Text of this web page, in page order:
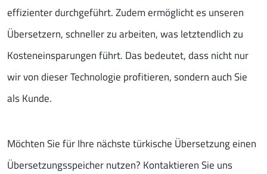
effizienter durchgeführt. Zudem ermöglicht es unseren
Übersetzern, schneller zu arbeiten, was letztendlich zu
Kosteneinsparungen führt. Das bedeutet, dass nicht nur
wir von dieser Technologie profitieren, sondern auch Sie
als Kunde.
Möchten Sie für Ihre nächste türkische Übersetzung einen
Übersetzungsspeicher nutzen? Kontaktieren Sie uns